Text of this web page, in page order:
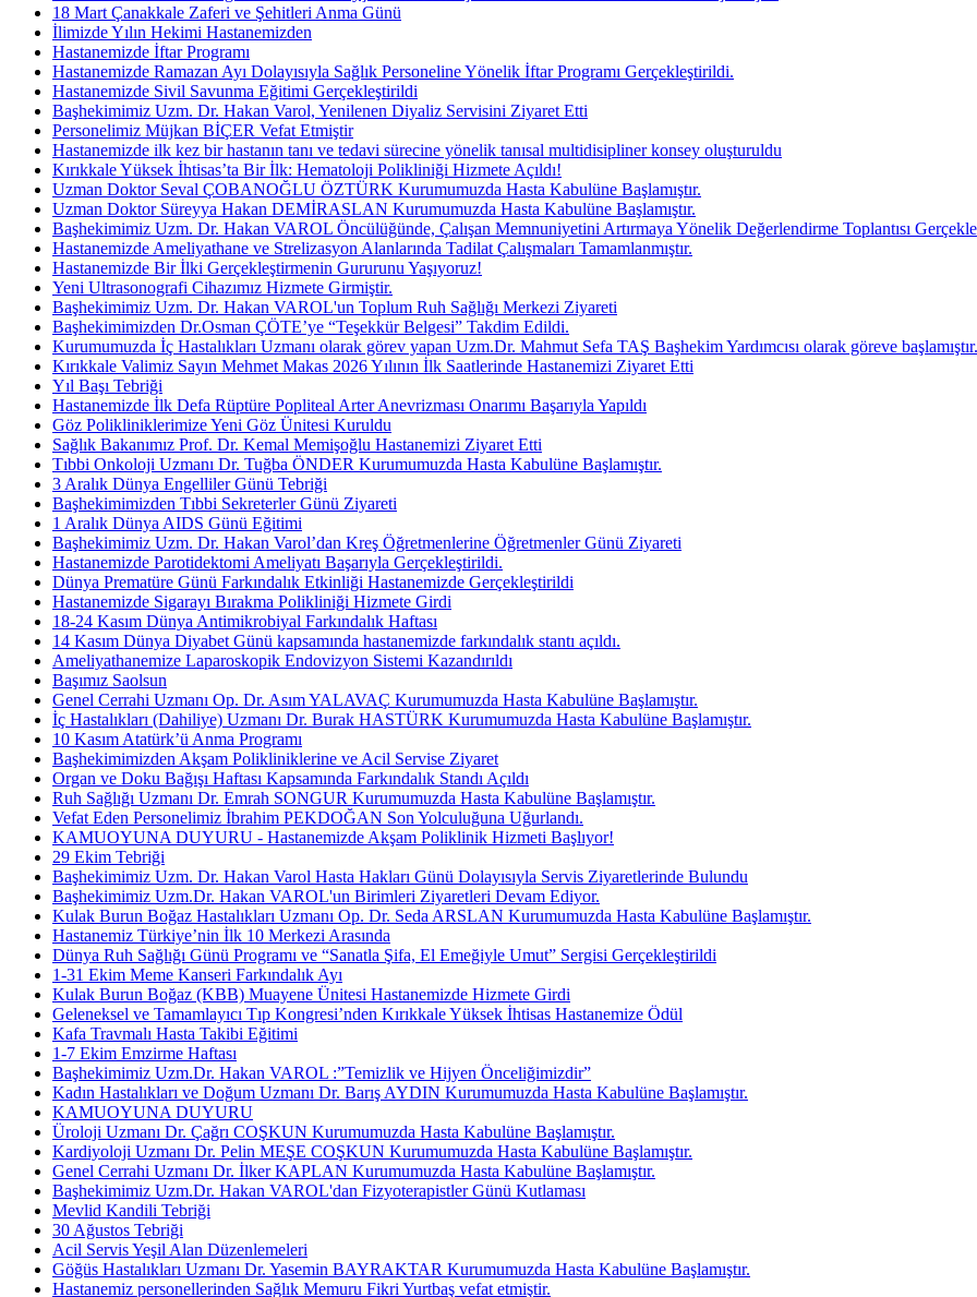
18 Mart Çanakkale Zaferi ve Şehitleri Anma Günü
İlimizde Yılın Hekimi Hastanemizden
Hastanemizde İftar Programı
Hastanemizde Ramazan Ayı Dolayısıyla Sağlık Personeline Yönelik İftar Programı Gerçekleştirildi.
Hastanemizde Sivil Savunma Eğitimi Gerçekleştirildi
Başhekimimiz Uzm. Dr. Hakan Varol, Yenilenen Diyaliz Servisini Ziyaret Etti
Personelimiz Müjkan BİÇER Vefat Etmiştir
Hastanemizde ilk kez bir hastanın tanı ve tedavi sürecine yönelik tanısal multidisipliner konsey oluşturuldu
Kırıkkale Yüksek İhtisas’ta Bir İlk: Hematoloji Polikliniği Hizmete Açıldı!
Uzman Doktor Seval ÇOBANOĞLU ÖZTÜRK Kurumumuzda Hasta Kabulüne Başlamıştır.
Uzman Doktor Süreyya Hakan DEMİRASLAN Kurumumuzda Hasta Kabulüne Başlamıştır.
Başhekimimiz Uzm. Dr. Hakan VAROL Öncülüğünde, Çalışan Memnuniyetini Artırmaya Yönelik Değerlendirme Toplantısı
Hastanemizde Ameliyathane ve Strelizasyon Alanlarında Tadilat Çalışmaları Tamamlanmıştır.
Hastanemizde Bir İlki Gerçekleştirmenin Gururunu Yaşıyoruz!
Yeni Ultrasonografi Cihazımız Hizmete Girmiştir.
Başhekimimiz Uzm. Dr. Hakan VAROL'un Toplum Ruh Sağlığı Merkezi Ziyareti
Başhekimimizden Dr.Osman ÇÖTE’ye “Teşekkür Belgesi” Takdim Edildi.
Kurumumuzda İç Hastalıkları Uzmanı olarak görev yapan Uzm.Dr. Mahmut Sefa TAŞ Başhekim Yardımcısı olarak göreve başlamıştır.
Kırıkkale Valimiz Sayın Mehmet Makas 2026 Yılının İlk Saatlerinde Hastanemizi Ziyaret Etti
Yıl Başı Tebriği
Hastanemizde İlk Defa Rüptüre Popliteal Arter Anevrizması Onarımı Başarıyla Yapıldı
Göz Polikliniklerimize Yeni Göz Ünitesi Kuruldu
Sağlık Bakanımız Prof. Dr. Kemal Memişoğlu Hastanemizi Ziyaret Etti
Tıbbi Onkoloji Uzmanı Dr. Tuğba ÖNDER Kurumumuzda Hasta Kabulüne Başlamıştır.
3 Aralık Dünya Engelliler Günü Tebriği
Başhekimimizden Tıbbi Sekreterler Günü Ziyareti
1 Aralık Dünya AIDS Günü Eğitimi
Başhekimimiz Uzm. Dr. Hakan Varol’dan Kreş Öğretmenlerine Öğretmenler Günü Ziyareti
Hastanemizde Parotidektomi Ameliyatı Başarıyla Gerçekleştirildi.
Dünya Prematüre Günü Farkındalık Etkinliği Hastanemizde Gerçekleştirildi
Hastanemizde Sigarayı Bırakma Polikliniği Hizmete Girdi
18-24 Kasım Dünya Antimikrobiyal Farkındalık Haftası
14 Kasım Dünya Diyabet Günü kapsamında hastanemizde farkındalık stantı açıldı.
Ameliyathanemize Laparoskopik Endovizyon Sistemi Kazandırıldı
Başımız Saolsun
Genel Cerrahi Uzmanı Op. Dr. Asım YALAVAÇ Kurumumuzda Hasta Kabulüne Başlamıştır.
İç Hastalıkları (Dahiliye) Uzmanı Dr. Burak HASTÜRK Kurumumuzda Hasta Kabulüne Başlamıştır.
10 Kasım Atatürk’ü Anma Programı
Başhekimimizden Akşam Polikliniklerine ve Acil Servise Ziyaret
Organ ve Doku Bağışı Haftası Kapsamında Farkındalık Standı Açıldı
Ruh Sağlığı Uzmanı Dr. Emrah SONGUR Kurumumuzda Hasta Kabulüne Başlamıştır.
Vefat Eden Personelimiz İbrahim PEKDOĞAN Son Yolculuğuna Uğurlandı.
KAMUOYUNA DUYURU - Hastanemizde Akşam Poliklinik Hizmeti Başlıyor!
29 Ekim Tebriği
Başhekimimiz Uzm. Dr. Hakan Varol Hasta Hakları Günü Dolayısıyla Servis Ziyaretlerinde Bulundu
Başhekimimiz Uzm.Dr. Hakan VAROL'un Birimleri Ziyaretleri Devam Ediyor.
Kulak Burun Boğaz Hastalıkları Uzmanı Op. Dr. Seda ARSLAN Kurumumuzda Hasta Kabulüne Başlamıştır.
Hastanemiz Türkiye’nin İlk 10 Merkezi Arasında
Dünya Ruh Sağlığı Günü Programı ve “Sanatla Şifa, El Emeğiyle Umut” Sergisi Gerçekleştirildi
1-31 Ekim Meme Kanseri Farkındalık Ayı
Kulak Burun Boğaz (KBB) Muayene Ünitesi Hastanemizde Hizmete Girdi
Geleneksel ve Tamamlayıcı Tıp Kongresi’nden Kırıkkale Yüksek İhtisas Hastanemize Ödül
Kafa Travmalı Hasta Takibi Eğitimi
1-7 Ekim Emzirme Haftası
Başhekimimiz Uzm.Dr. Hakan VAROL :”Temizlik ve Hijyen Önceliğimizdir”
Kadın Hastalıkları ve Doğum Uzmanı Dr. Barış AYDIN Kurumumuzda Hasta Kabulüne Başlamıştır.
KAMUOYUNA DUYURU
Üroloji Uzmanı Dr. Çağrı COŞKUN Kurumumuzda Hasta Kabulüne Başlamıştır.
Kardiyoloji Uzmanı Dr. Pelin MEŞE COŞKUN Kurumumuzda Hasta Kabulüne Başlamıştır.
Genel Cerrahi Uzmanı Dr. İlker KAPLAN Kurumumuzda Hasta Kabulüne Başlamıştır.
Başhekimimiz Uzm.Dr. Hakan VAROL'dan Fizyoterapistler Günü Kutlaması
Mevlid Kandili Tebriği
30 Ağustos Tebriği
Acil Servis Yeşil Alan Düzenlemeleri
Göğüs Hastalıkları Uzmanı Dr. Yasemin BAYRAKTAR Kurumumuzda Hasta Kabulüne Başlamıştır.
Hastanemiz personellerinden Sağlık Memuru Fikri Yurtbaş vefat etmiştir.